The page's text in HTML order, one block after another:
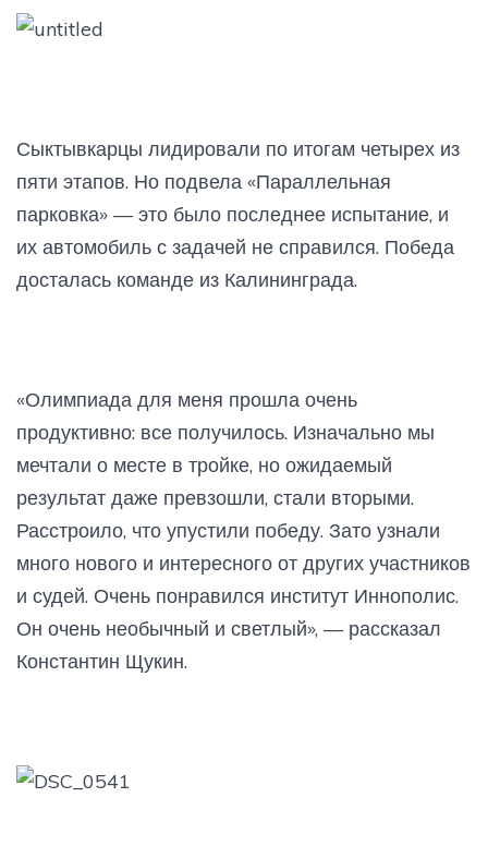
Сыктывкарцы лидировали по итогам четырех из
пяти этапов. Но подвела «Параллельная
парковка» — это было последнее испытание, и
их автомобиль с задачей не справился. Победа
досталась команде из Калининграда.
«Олимпиада для меня прошла очень
продуктивно: все получилось. Изначально мы
мечтали о месте в тройке, но ожидаемый
результат даже превзошли, стали вторыми.
Расстроило, что упустили победу. Зато узнали
много нового и интересного от других участников
и судей. Очень понравился институт Иннополис.
Он очень необычный и светлый», — рассказал
Константин Щукин.